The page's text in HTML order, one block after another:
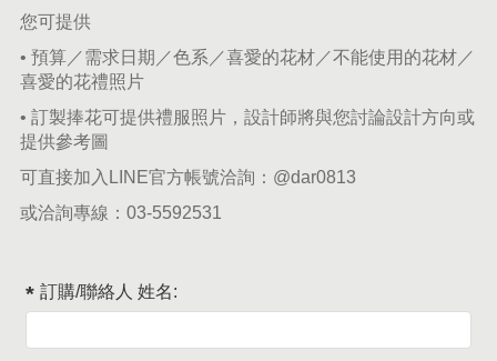
您可提供
• 預算／需求日期／色系／喜愛的花材／不能使用的花材／
喜愛的花禮照片
• 訂製捧花可提供禮服照片，設計師將與您討論設計方向或
提供參考圖
可直接加入LINE官方帳號洽詢： @dar0813
或洽詢專線： 03-5592531
訂購/聯絡人 姓名: